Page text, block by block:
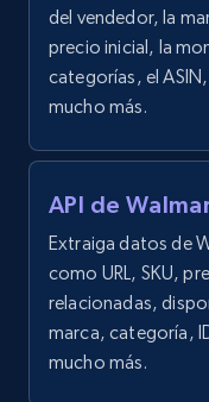
del vendedor, la
precio inicial, la
categorías, el
mucho más.
API de
Extraiga datos de
como URL, SKU,
relacionadas,
marca, categoría,
mucho más.